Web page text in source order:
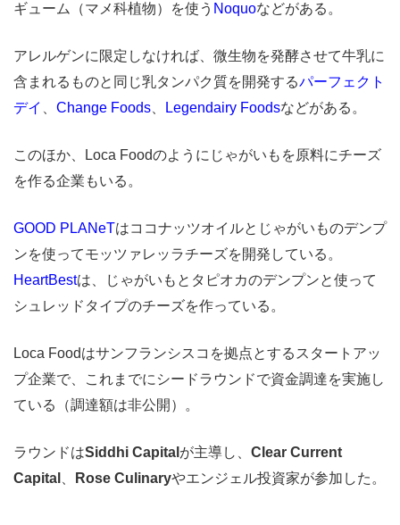
ギューム（マメ科植物）を使う Noquoなどがある。
アレルゲンに限定しなければ、微生物を発酵させて牛乳に
含まれるものと同じ乳タンパク質を開発するパーフェクト
デイ
Change Foods Legendairy Foodsなどがある。
このほか、Loca Foodのようにじゃがいもを原料にチーズ
を作る企業もいる。
GOOD PLANeTはココナッツオイルとじゃがいものデンプ
ンを使ってモッツァレッラチーズを開発している。
HeartBestは、じゃがいもとタピオカのデンプンと使って
シュレッドタイプのチーズを作っている。
Loca Foodはサンフランシスコを拠点とするスタートアッ
プ企業で、これまでにシードラウンドで資金調達を実施し
ている（調達額は非公開）。
ラウンドはSiddhi Capital が主導し、 Clear Current
Capital
Rose Culinaryやエンジェル投資家が参加した。